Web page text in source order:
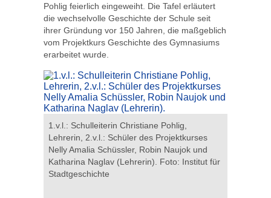
Pohlig feierlich eingeweiht. Die Tafel erläutert
die wechselvolle Geschichte der Schule seit
ihrer Gründung vor 150 Jahren, die maßgeblich
vom Projektkurs Geschichte des Gymnasiums
erarbeitet wurde.
1.v.l.: Schulleiterin Christiane Pohlig,
Lehrerin, 2.v.l.: Schüler des Projektkurses
Nelly Amalia Schüssler, Robin Naujok und
Katharina Naglav (Lehrerin). Foto: Institut für
Stadtgeschichte